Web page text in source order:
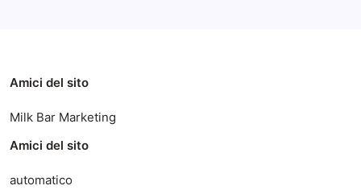
Amici del sito
Milk Bar Marketing
Amici del sito
automatico